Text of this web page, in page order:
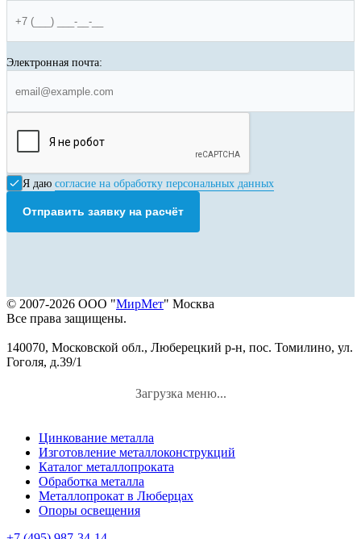
Электронная почта:
Я даю согласие на обработку персональных данных
Отправить заявку на расчёт
© 2007-2026 ООО "МирМет" Москва
Все права защищены.
140070, Московской обл., Люберецкий р-н, пос. Томилино, ул.
Гоголя, д.39/1
Загрузка меню...
Цинкование металла
Изготовление металлоконструкций
Каталог металлопроката
Обработка металла
Металлопрокат в Люберцах
Опоры освещения